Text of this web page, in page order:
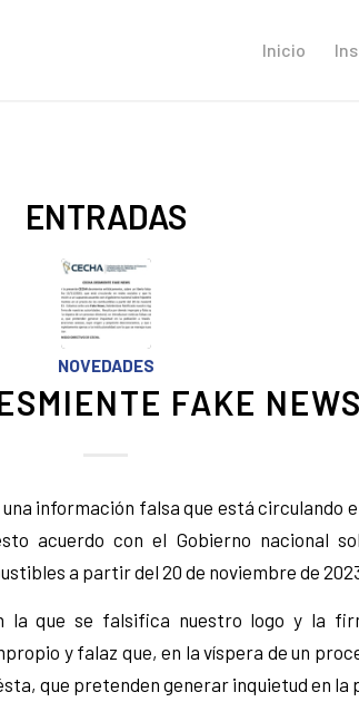
Inicio
ENTRADAS
NOVEDADES
FAKE NEWS
información falsa que está circulando
acuerdo con el Gobierno nacional
a partir del 20 de noviembre de
la que se falsifica nuestro logo y la
y falaz que, en la víspera de un
que pretenden generar inquietud en la